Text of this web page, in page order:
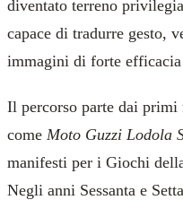
diventato terreno
capace di tradurre gesto,
immagini di forte
Il percorso parte dai primi
come Moto Guzzi Lodola
manifesti per i Giochi
Negli anni Sessanta e